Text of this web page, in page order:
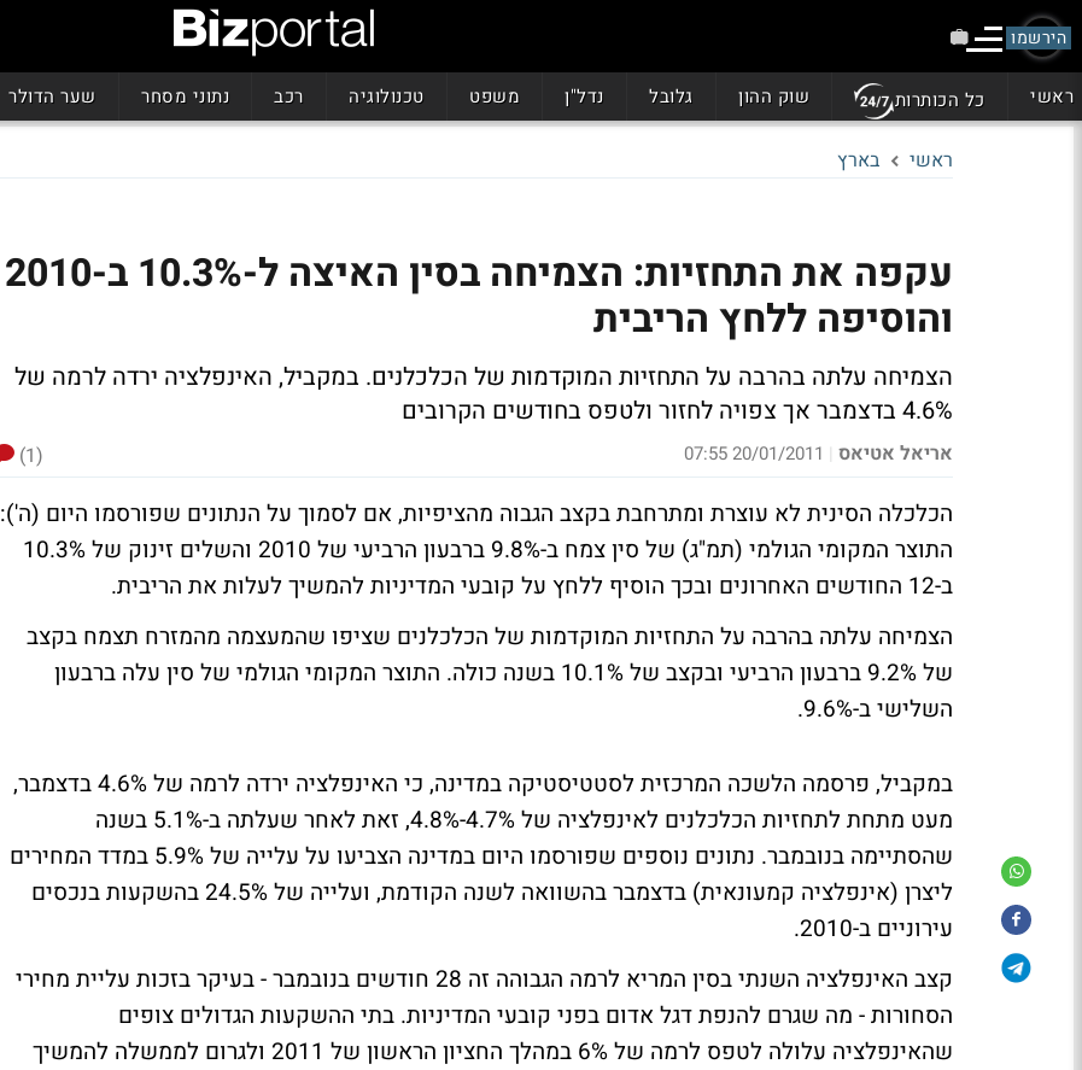
הירשמו
ראשי כל הכותרות שוק ההון גלובל נדל"ן משפט טכנולוגיה רכב נתוני מסחר שער הדולר
ראשי בארץ
עקפה את התחזיות: הצמיחה בסין האיצה ל-10.3% ב-2010
והוסיפה ללחץ הריבית
הצמיחה עלתה בהרבה על התחזיות המוקדמות של הכלכלנים. במקביל, האינפלציה ירדה לרמה של
4.6% בדצמבר אך צפויה לחזור ולטפס בחודשים הקרובים
אריאל אטיאס |
20/01/2011 07:55
(1)
הכלכלה הסינית לא עוצרת ומתרחבת בקצב הגבוה מהציפיות, אם לסמוך על הנתונים שפורסמו היום (ה'):
התוצר המקומי הגולמי (תמ"ג) של סין צמח ב-9.8% ברבעון הרביעי של 2010 והשלים זינוק של 10.3%
ב-12 החודשים האחרונים ובכך הוסיף ללחץ על קובעי המדיניות להמשיך לעלות את הריבית.
הצמיחה עלתה בהרבה על התחזיות המוקדמות של הכלכלנים שציפו שהמעצמה מהמזרח תצמח בקצב
של 9.2% ברבעון הרביעי ובקצב של 10.1% בשנה כולה. התוצר המקומי הגולמי של סין עלה ברבעון
השלישי ב-9.6%.
במקביל, פרסמה הלשכה המרכזית לסטטיסטיקה במדינה, כי האינפלציה ירדה לרמה של 4.6% בדצמבר,
מעט מתחת לתחזיות הכלכלנים לאינפלציה של 4.7%-4.8%, זאת לאחר שעלתה ב-5.1% בשנה
שהסתיימה בנובמבר. נתונים נוספים שפורסמו היום במדינה הצביעו על עלייה של 5.9% במדד המחירים
ליצרן (אינפלציה קמעונאית) בדצמבר בהשוואה לשנה הקודמת, ועלייה של 24.5% בהשקעות בנכסים
עירוניים ב-2010.
קצב האינפלציה השנתי בסין המריא לרמה הגבוהה זה 28 חודשים בנובמבר - בעיקר בזכות עליית מחירי
הסחורות - מה שגרם להנפת דגל אדום בפני קובעי המדיניות. בתי ההשקעות הגדולים צופים
שהאינפלציה עלולה לטפס לרמה של 6% במהלך החציון הראשון של 2011 ולגרום לממשלה להמשיך